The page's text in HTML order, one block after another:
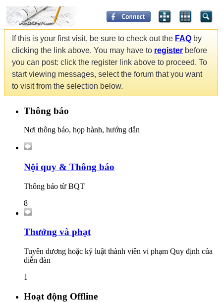
If this is your first visit, be sure to check out the FAQ by
clicking the link above. You may have to register before
you can post: click the register link above to proceed. To
start viewing messages, select the forum that you want
to visit from the selection below.
Thông báo
Nơi thông báo, họp hành, hướng dẫn
Nội quy & Thông báo
Thông báo từ BQT
8
Thưởng và phạt
Tuyên dương hoặc kỷ luật thành viên vi phạm Quy định của
diễn đàn
1
Hoạt động Offline